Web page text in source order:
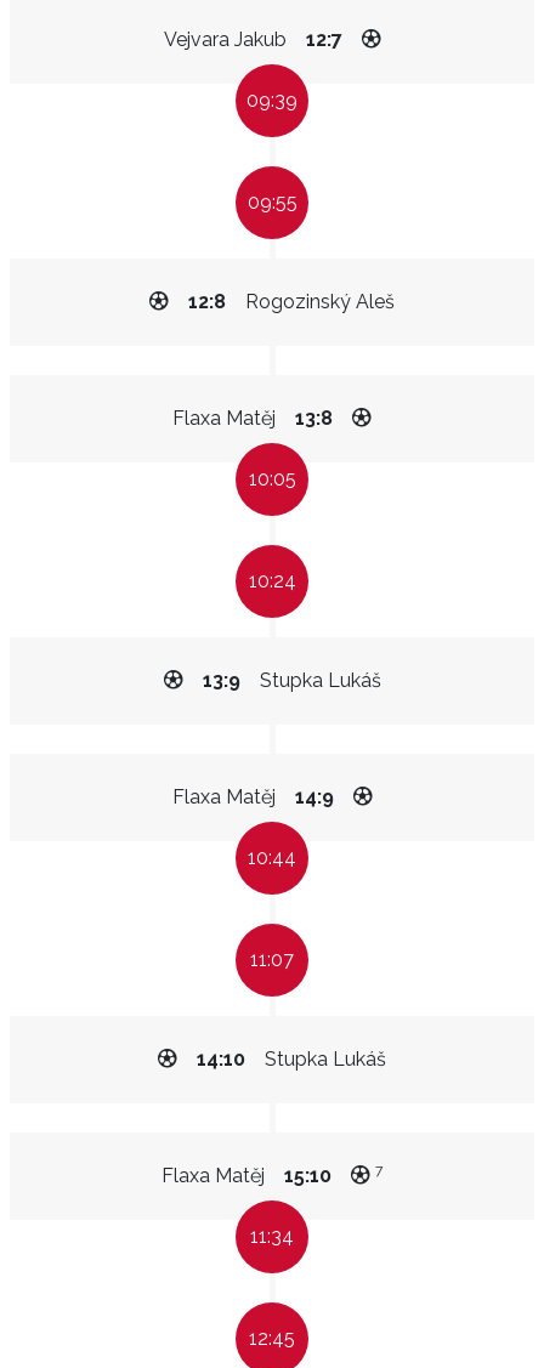
Vejvara Jakub 12:7
09:39
09:55
Rogozinský Aleš
12:8
Flaxa Matěj 13:8
10:05
10:24
Stupka Lukáš
13:9
Flaxa Matěj 14:9
10:44
11:07
Stupka Lukáš
14:10
Flaxa Matěj 15:10 7
11:34
12:45